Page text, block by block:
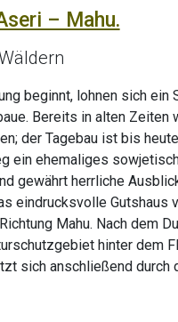
– Mahu.
beginnt, lohnen sich ein
Bereits in alten Zeiten
der Tagebau ist bis
ein ehemaliges
gewährt herrliche
eindrucksvolle Gutshaus
Mahu. Nach dem
hinter dem
sich anschließend